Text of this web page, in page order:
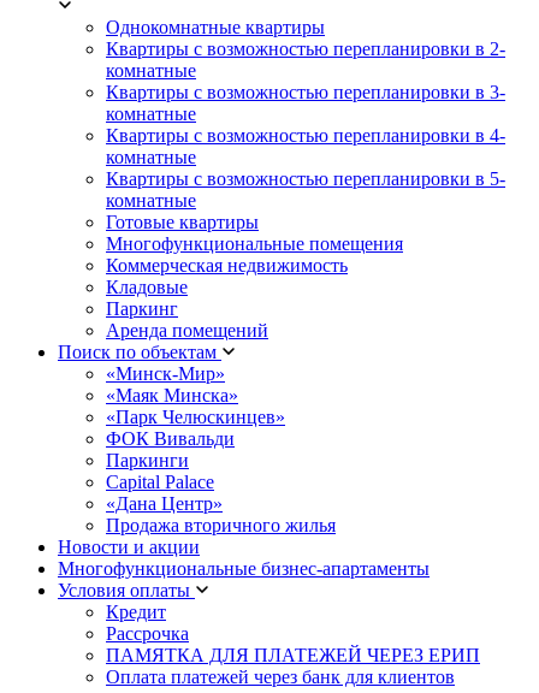
Однокомнатные квартиры
Квартиры с возможностью перепланировки в 2-
комнатные
Квартиры с возможностью перепланировки в 3-
комнатные
Квартиры с возможностью перепланировки в 4-
комнатные
Квартиры с возможностью перепланировки в 5-
комнатные
Готовые квартиры
Многофункциональные помещения
Коммерческая недвижимость
Кладовые
Паркинг
Аренда помещений
Поиск по объектам
«Минск-Мир»
«Маяк Минска»
«Парк Челюскинцев»
ФОК Вивальди
Паркинги
Capital Palace
«Дана Центр»
Продажа вторичного жилья
Новости и акции
Многофункциональные бизнес-апартаменты
Условия оплаты
Кредит
Рассрочка
ПАМЯТКА ДЛЯ ПЛАТЕЖЕЙ ЧЕРЕЗ ЕРИП
Оплата платежей через банк для клиентов